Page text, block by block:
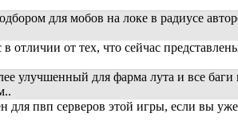
для мобов на локе в радиусе
отличии от тех, что сейчас
улучшенный для фарма лута и все баги
для пвп серверов этой игры, если вы